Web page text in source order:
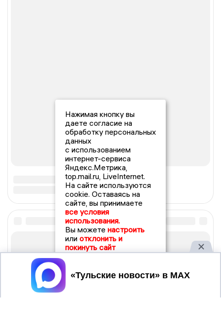
Нажимая кнопку вы
даете согласие на
обработку персональных
данных
с использованием
интернет-сервиса
Яндекс.Метрика,
top.mail.ru, LiveInternet.
На сайте используются
cookie. Оставаясь на
сайте, вы принимаете
все условия
использования.
Вы можете настроить
или отклонить и
покинуть сайт
Принять